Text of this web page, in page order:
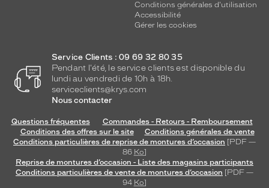
Conditions générales d'utilisation
Accessibilité
Gérer les cookies
Service Clients : 09 69 32 80 35
Pendant l'été, le service clients est disponible du
lundi au vendredi de 10h à 18h.
serviceclients@krys.com
Nous contacter
Questions fréquentes
Commandes - Retours - Remboursement
Conditions des offres sur le site
Conditions générales de vente
Conditions particulières de reprise de montures d’occasion [PDF —
86 Ko]
Reprise de montures d’occasion - Liste des magasins participants
Conditions particulières de vente de montures d’occasion [PDF —
94 Ko]